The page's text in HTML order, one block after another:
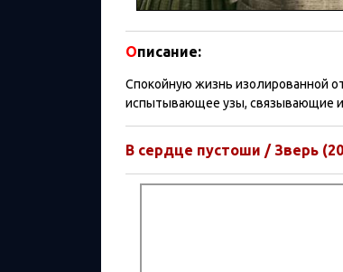
Описание:
Спокойную жизнь изолированной
испытывающее узы, связывающие
В сердце пустоши / Зверь